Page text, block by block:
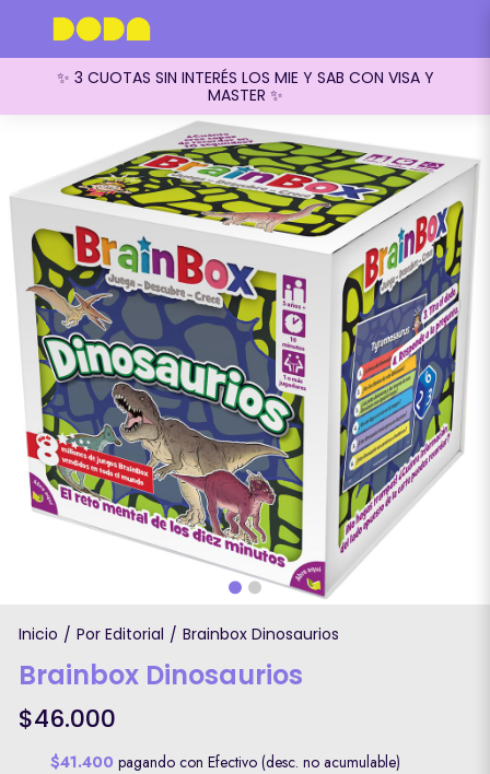
✨ 3 CUOTAS SIN INTERÉS LOS MIE Y SAB CON VISA Y
MASTER ✨
Inicio / Por Editorial / Brainbox Dinosaurios
Brainbox Dinosaurios
$46.000
$41.400 pagando con Efectivo (desc. no acumulable)